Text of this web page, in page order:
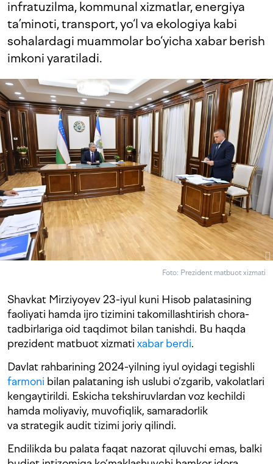
infratuzilma, kommunal xizmatlar, energiya
ta’minoti, transport, yo‘l va ekologiya kabi
sohalardagi muammolar bo‘yicha xabar berish
imkoni yaratiladi.
Foto: Prezident matbuot xizmati
Shavkat Mirziyoyev 23-iyul kuni Hisob palatasining
faoliyati hamda ijro tizimini takomillashtirish chora-
tadbirlariga oid taqdimot bilan tanishdi. Bu haqda
prezident matbuot xizmati xabar berdi.
Davlat rahbarining 2024-yilning iyul oyidagi tegishli
farmoni bilan palataning ish uslubi o‘zgarib, vakolatlari
kengaytirildi. Eskicha tekshiruvlardan voz kechildi
hamda moliyaviy, muvofiqlik, samaradorlik
va strategik audit tizimi joriy qilindi.
Endilikda bu palata faqat nazorat qiluvchi emas, balki